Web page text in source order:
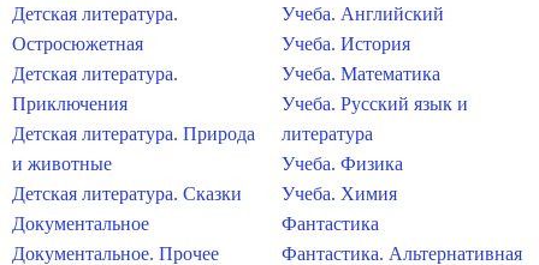
Детская литература.
Остросюжетная
Детская литература.
Приключения
Детская литература. Природа
и животные
Детская литература. Сказки
Документальное
Документальное. Прочее
Учеба. Английский
Учеба. История
Учеба. Математика
Учеба. Русский язык и
литература
Учеба. Физика
Учеба. Химия
Фантастика
Фантастика. Альтернативная